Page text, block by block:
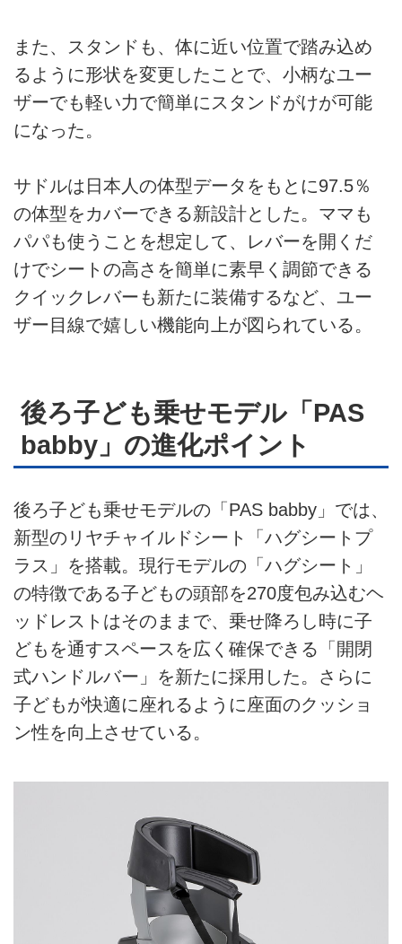
また、スタンドも、体に近い位置で踏み込め
るように形状を変更したことで、小柄なユー
ザーでも軽い力で簡単にスタンドがけが可能
になった。
サドルは日本人の体型データをもとに97.5％
の体型をカバーできる新設計とした。ママも
パパも使うことを想定して、レバーを開くだ
けでシートの高さを簡単に素早く調節できる
クイックレバーも新たに装備するなど、ユー
ザー目線で嬉しい機能向上が図られている。
後ろ子ども乗せモデル「PAS
babby」の進化ポイント
後ろ子ども乗せモデルの「PAS babby」では、
新型のリヤチャイルドシート「ハグシートプ
ラス」を搭載。現行モデルの「ハグシート」
の特徴である子どもの頭部を270度包み込むヘ
ッドレストはそのままで、乗せ降ろし時に子
どもを通すスペースを広く確保できる「開閉
式ハンドルバー」を新たに採用した。さらに
子どもが快適に座れるように座面のクッショ
ン性を向上させている。